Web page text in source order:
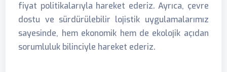
fiyat politikalarıyla hareket ederiz. Ayrıca, çevre
dostu ve sürdürülebilir lojistik uygulamalarımız
sayesinde, hem ekonomik hem de ekolojik açıdan
sorumluluk bilinciyle hareket ederiz.